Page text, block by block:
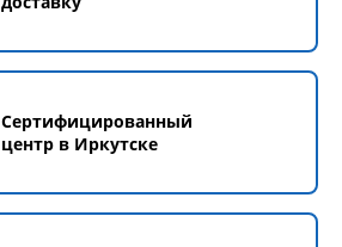
Сертифицированный
центр в Иркутске